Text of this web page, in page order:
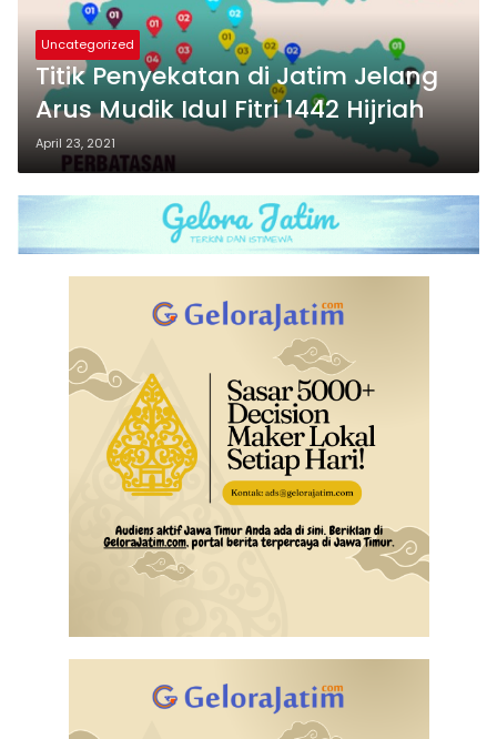
Uncategorized
Titik Penyekatan di Jatim Jelang
Arus Mudik Idul Fitri 1442 Hijriah
April 23, 2021